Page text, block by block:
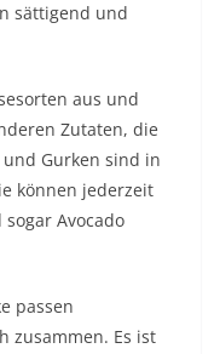
sättigend und
aus und
Zutaten, die
Gurken sind in
können jederzeit
Avocado
passen
zusammen. Es ist